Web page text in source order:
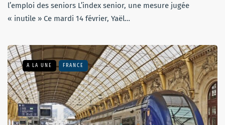
l’emploi des seniors L’index senior, une mesure jugée
« inutile » Ce mardi 14 février, Yaël…
A LA UNE FRANCE